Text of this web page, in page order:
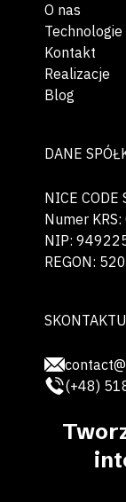
O nas
Technologie
Kontakt
Realizacje
Blog
DANE
NICE CODE
Numer
NIP:
REGON:
(+48)